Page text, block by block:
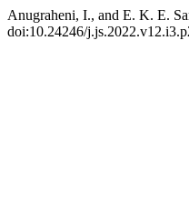
Anugraheni, I., and E. K. E.
doi:10.24246/